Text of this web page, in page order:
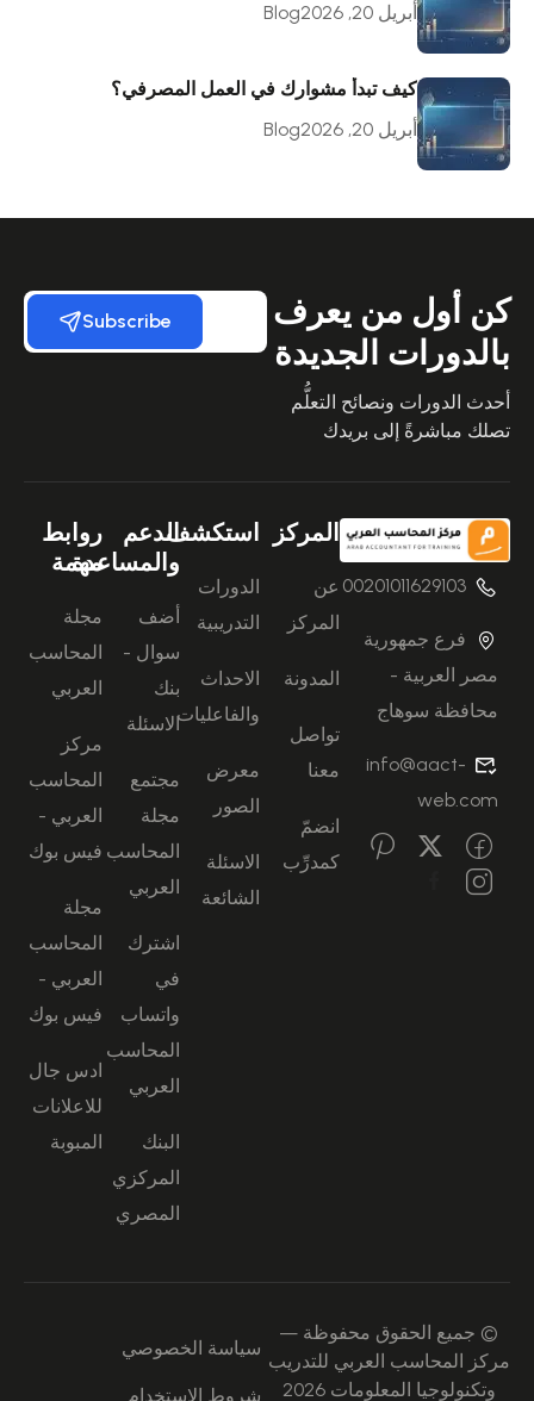
أبريل 20, 2026
Blog
كيف تبدأ مشوارك في العمل المصرفي؟
أبريل 20, 2026
Blog
كن أول من يعرف
بالدورات الجديدة
أحدث الدورات ونصائح التعلُّم
تصلك مباشرةً إلى بريدك
Subscribe
00201011629103
فرع جمهورية
مصر العربية -
محافظة سوهاج
info@aact-
web.com
المركز
عن
المركز
المدونة
تواصل
معنا
انضمّ
كمدرِّب
استكشف
الدورات
التدريبية
الاحداث
والفاعليات
معرض
الصور
الاسئلة
الشائعة
الدعم
والمساعدة
أضف
سوال -
بنك
الاسئلة
مجتمع
مجلة
المحاسب
العربي
اشترك
في
واتساب
المحاسب
العربي
البنك
المركزي
المصري
روابط
مهمة
مجلة
المحاسب
العربي
مركز
المحاسب
العربي -
فيس بوك
مجلة
المحاسب
العربي -
فيس بوك
ادس جال
للاعلانات
المبوبة
© جميع الحقوق محفوظة —
مركز المحاسب العربي للتدريب
وتكنولوجيا المعلومات 2026
سياسة الخصوصي
شروط الاستخدام